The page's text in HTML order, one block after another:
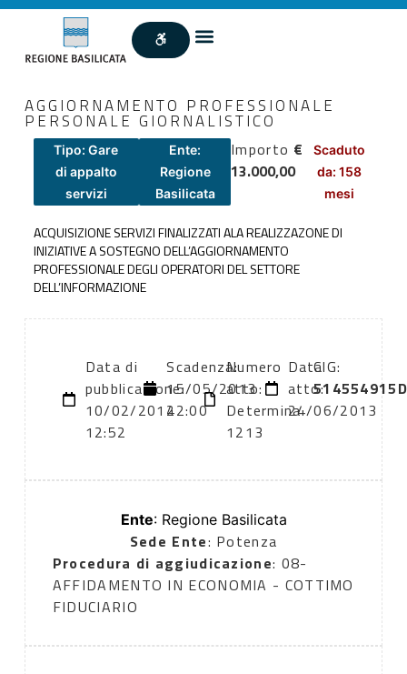
AGGIORNAMENTO PROFESSIONALE
PERSONALE GIORNALISTICO
Tipo: Gare
di appalto
servizi
Ente:
Regione
Basilicata
Importo €
13.000,00
Scaduto
da: 158
mesi
ACQUISIZIONE SERVIZI FINALIZZATI ALA REALIZZAZONE DI
INIZIATIVE A SOSTEGNO DELL’AGGIORNAMENTO
PROFESSIONALE DEGLI OPERATORI DEL SETTORE
DELL’INFORMAZIONE
Data di
pubblicazione:
10/02/2014
12:52
Scadenza:
15/05/2013
22:00
Numero
atto:
Determina
1213
Data
atto:
24/06/2013
CIG:
514554915D
Ente: Regione Basilicata
Sede Ente: Potenza
Procedura di aggiudicazione: 08-
AFFIDAMENTO IN ECONOMIA - COTTIMO
FIDUCIARIO